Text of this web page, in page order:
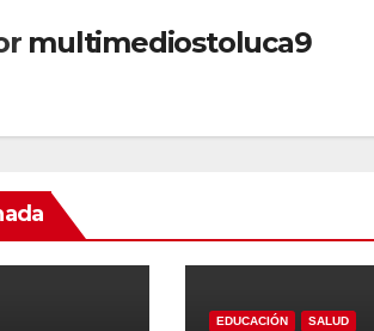
multimediostoluca9
EDUCACIÓN SALUD